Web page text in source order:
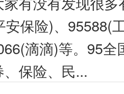
安保险)、95588(
滴滴)等。95
保险、民...